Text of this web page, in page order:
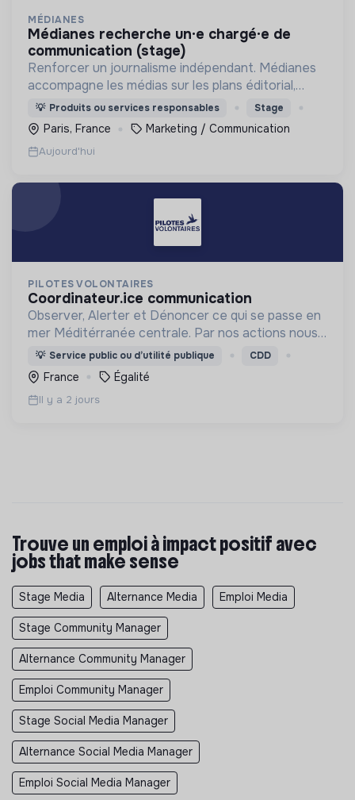
MÉDIANES
médianes recherche un·e chargé·e de
communication (stage)
Renforcer un journalisme indépendant. Médianes
accompagne les médias sur les plans éditorial,
économique, managérial et technique afin de
garantir leur viabilité et renforcer leur impact.
💡 Produits ou services responsables Stage
Paris, France Marketing / Communication
Aujourd'hui
PILOTES VOLONTAIRES
coordinateur.ice communication
Observer, Alerter et Dénoncer ce qui se passe en
mer Méditérranée centrale. Par nos actions nous
défendons la vie et la liberté de circulation pour
tous et toutes.
💡 Service public ou d’utilité publique CDD
France Égalité
Il y a 2 jours
Trouve un emploi à impact positif avec
jobs that make sense
Stage Media Alternance Media Emploi Media
Stage Community Manager
Alternance Community Manager
Emploi Community Manager
Stage Social Media Manager
Alternance Social Media Manager
Emploi Social Media Manager